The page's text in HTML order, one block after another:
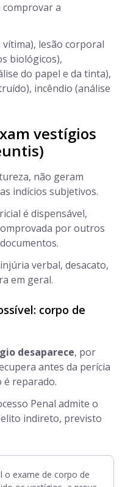
comprovar a
vítima), lesão corporal
biológicos),
do papel e da tinta),
incêndio (análise
vestígios
não geram
indícios subjetivos.
é dispensável,
por outros
verbal, desacato,
em geral.
corpo de
desaparece, por
antes da perícia
é reparado.
Penal admite o
indireto, previsto
o exame de corpo de